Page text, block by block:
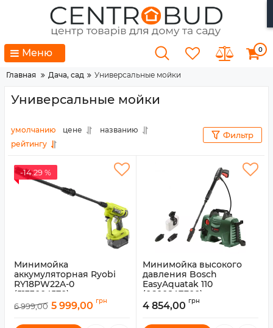
Меню 0
Главная Дача, сад Универсальные мойки
Универсальные мойки
умолчанию цене
названию
рейтингу
Фильтр
-14.29 %
Минимойка
аккумуляторная Ryobi
RY18PW22A-0
(5133004570)
Артикул: 5133004570
6 999,00 5 999,00 грн
Минимойка высокого
давления Bosch
EasyAquatak 110
(06008A7F00)
Артикул: 0.600.8A7.F00
4 854,00 грн